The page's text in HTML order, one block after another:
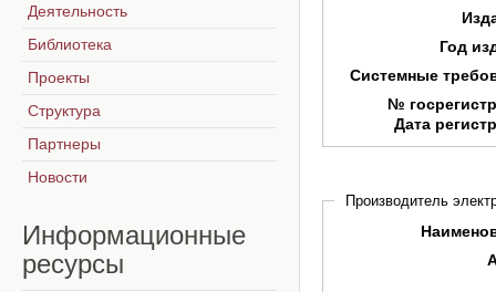
Год
Системные
№
Дата
Производитель
Деятельность
Библиотека
Проекты
Структура
Партнеры
Новости
Информационные
ресурсы